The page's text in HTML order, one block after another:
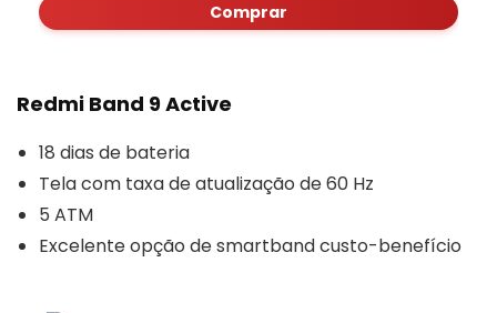
Comprar
Redmi Band 9 Active
18 dias de bateria
Tela com taxa de atualização de 60 Hz
5 ATM
Excelente opção de smartband custo-benefício